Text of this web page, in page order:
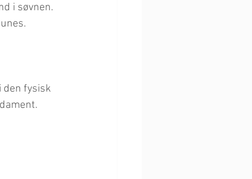
i søvnen.
den fysisk